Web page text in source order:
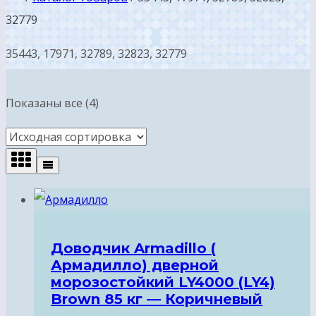
32779
35443, 17971, 32789, 32823, 32779
Показаны все (4)
Доводчик Armadillo (
Армадилло) дверной
морозостойкий LY4000 (LY4)
Brown 85 кг — Коричневый